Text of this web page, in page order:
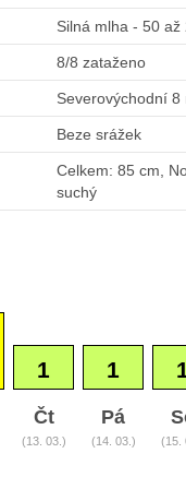
Silná mlha - 50 až
8/8 zataženo
Severovýchodní 8
Beze srážek
Celkem: 85 cm,
suchý
1 1
Čt
(13. 03.)
Pá
(14. 03.) (15.